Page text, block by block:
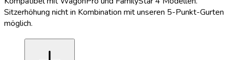
Sitzerhöhung nicht in Kombination mit unseren 5-Punkt-Gurten
möglich.